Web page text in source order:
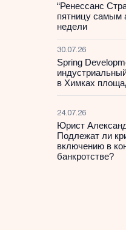
“Ренессанс
пятницу самым
недели
30.07.26
Spring
в Химках
24.07.26
Юрист
Подлежат ли
включению в
банкротстве?